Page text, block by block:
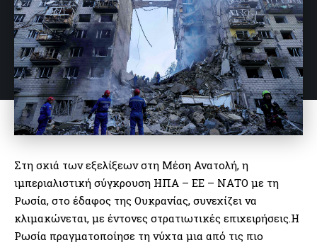
Στη σκιά των εξελίξεων στη Μέση Ανατολή, η
ιμπεριαλιστική σύγκρουση ΗΠΑ – ΕΕ – ΝΑΤΟ με τη
Ρωσία, στο έδαφος της Ουκρανίας, συνεχίζει να
κλιμακώνεται, με έντονες στρατιωτικές επιχειρήσεις.Η
Ρωσία πραγματοποίησε τη νύχτα μια από τις πιο